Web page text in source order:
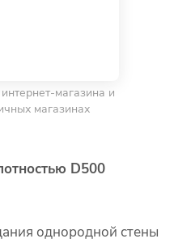
магазина и
магазинах
D500
однородной стены